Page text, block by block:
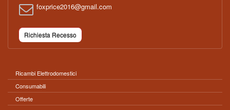
foxprice2016@gmail.com
Richiesta Recesso
Ricambi Elettrodomestici
Consumabili
Offerte